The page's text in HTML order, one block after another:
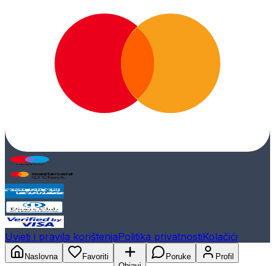
Uvjeti i pravila korištenjaPolitika privatnostiKolačići
Naslovna
Favoriti
Poruke Profil